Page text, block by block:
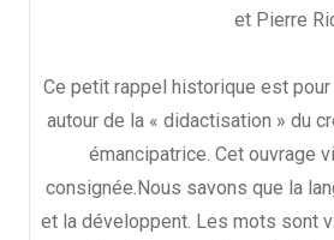
et Pierre
Ce petit rappel historique est
autour de la « didactisation » du
émancipatrice. Cet ouvrage
consignée.Nous savons que la
et la développent. Les mots sont